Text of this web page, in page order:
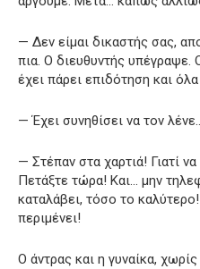
— Δεν είμαι δικαστής σας,
πια. Ο διευθυντής υπέγραψε.
έχει πάρει επιδότηση και
— Έχει συνηθίσει να τον
— Στέπαν στα χαρτιά! Γιατί
Πετάξτε τώρα! Και… μην
καταλάβει, τόσο το
περιμένει!
Ο άντρας και η γυναίκα,